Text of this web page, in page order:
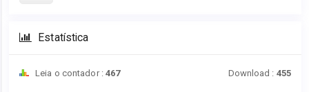
Estatística
Leia o contador : 467 Download : 455